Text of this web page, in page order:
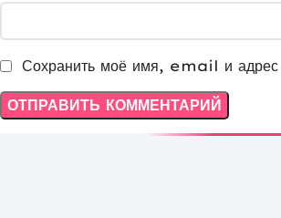
Сохранить моё имя, email и адрес